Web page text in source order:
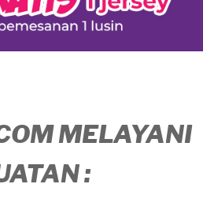
MELAYANI
: